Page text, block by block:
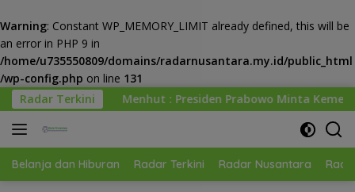
Warning: Constant WP_MEMORY_LIMIT already defined, this will be
an error in PHP 9 in
/home/u735550809/domains/radarnusantara.my.id/public_html
/wp-config.php on line 131
Langsung
ke
konten
Radar Terkini
: Presiden Prabowo Minta Kemenhut Bangun Tata Kelola
Belanja dan Hiburan Radar Terkini Radar Nusantara